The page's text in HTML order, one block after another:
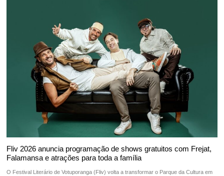
Fliv 2026 anuncia programação de shows gratuitos com Frejat,
Falamansa e atrações para toda a família
O Festival Literário de Votuporanga (Fliv) volta a transformar o Parque da Cultura em